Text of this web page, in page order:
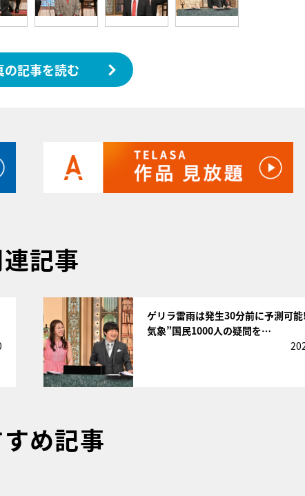
の記事を読む
記事
ゲリラ雷雨は発生30分前に予測可
気象”国民1000人の疑問を…
め記事